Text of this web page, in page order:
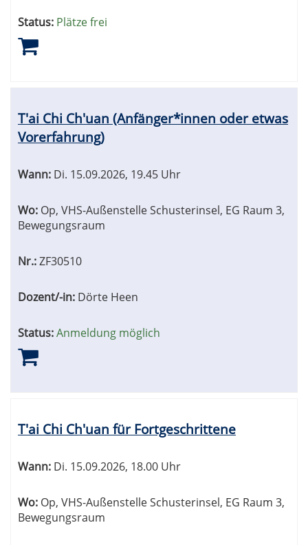
Status: Plätze frei
T'ai Chi Ch'uan (Anfänger*innen oder etwas
Vorerfahrung)
Wann: Di. 15.09.2026, 19.45 Uhr
Wo: Op, VHS-Außenstelle Schusterinsel, EG Raum 3,
Bewegungsraum
Nr.:ZF30510
Dozent/-in: Dörte Heen
Status:Anmeldung möglich
T'ai Chi Ch'uan für Fortgeschrittene
Wann: Di. 15.09.2026, 18.00 Uhr
Wo: Op, VHS-Außenstelle Schusterinsel, EG Raum 3,
Bewegungsraum